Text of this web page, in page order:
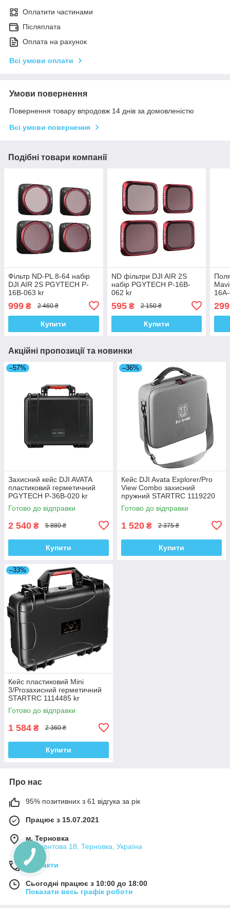
Оплатити частинами
Післяплата
Оплата на рахунок
Всі умови оплати
Умови повернення
Повернення товару впродовж 14 днів за домовленістю
Всі умови повернення
Подібні товари компанії
Фільтр ND-PL 8-64 набір
DJI AIR 2S PGYTECH P-
16B-063 kr
999 ₴ 2 460 ₴
Купити
ND фільтри DJI AIR 2S
набір PGYTECH P-16B-
062 kr
595₴ 2 150 ₴
Купити
299
Акційні пропозиції та новинки
–57%
Захисний кейс DJI AVATA
пластиковий герметичний
PGYTECH P-36B-020 kr
Готово до відправки
2 540 ₴ 5 880 ₴
Купити
–36%
Кейс DJI Avata Explorer/Pro
View Combo захисний
пружний STARTRC 1119220
kr
Готово до відправки
1 520 ₴ 2 375 ₴
Купити
–33%
Кейс пластиковий Mini
3/Proзахисний герметичний
STARTRC 1114485 kr
Готово до відправки
1 584 ₴ 2 360 ₴
Купити
Про нас
95% позитивних з 61 відгука за рік
Працює з 15.07.2021
м. Терновка
Лермонтова 18, Терновка, Україна
Контакти
Сьогодні працює з 10:00 до 18:00
Показати весь графік роботи